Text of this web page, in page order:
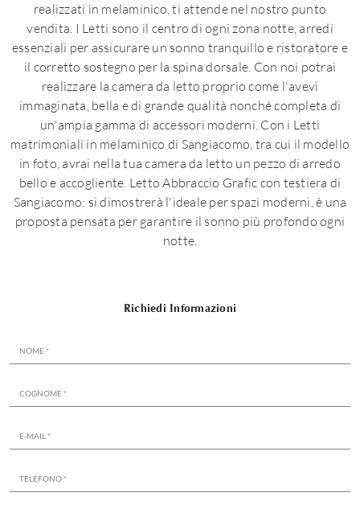
realizzati in melaminico, ti attende nel nostro punto
vendita. I Letti sono il centro di ogni zona notte, arredi
essenziali per assicurare un sonno tranquillo e ristoratore e
il corretto sostegno per la spina dorsale. Con noi potrai
realizzare la camera da letto proprio come l'avevi
immaginata, bella e di grande qualità nonché completa di
un'ampia gamma di accessori moderni. Con i Letti
matrimoniali in melaminico di Sangiacomo, tra cui il modello
in foto, avrai nella tua camera da letto un pezzo di arredo
bello e accogliente. Letto Abbraccio Grafic con testiera di
Sangiacomo: si dimostrerà l'ideale per spazi moderni, è una
proposta pensata per garantire il sonno più profondo ogni
notte.
Richiedi Informazioni